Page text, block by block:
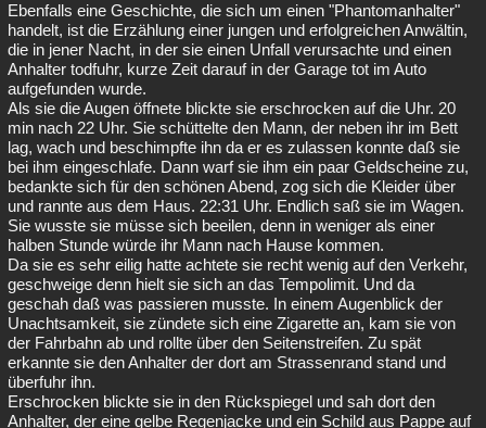
Ebenfalls eine Geschichte, die sich um einen "Phantomanhalter"
handelt, ist die Erzählung einer jungen und erfolgreichen Anwältin,
die in jener Nacht, in der sie einen Unfall verursachte und einen
Anhalter todfuhr, kurze Zeit darauf in der Garage tot im Auto
aufgefunden wurde.
Als sie die Augen öffnete blickte sie erschrocken auf die Uhr. 20
min nach 22 Uhr. Sie schüttelte den Mann, der neben ihr im Bett
lag, wach und beschimpfte ihn da er es zulassen konnte daß sie
bei ihm eingeschlafe. Dann warf sie ihm ein paar Geldscheine zu,
bedankte sich für den schönen Abend, zog sich die Kleider über
und rannte aus dem Haus. 22:31 Uhr. Endlich saß sie im Wagen.
Sie wusste sie müsse sich beeilen, denn in weniger als einer
halben Stunde würde ihr Mann nach Hause kommen.
Da sie es sehr eilig hatte achtete sie recht wenig auf den Verkehr,
geschweige denn hielt sie sich an das Tempolimit. Und da
geschah daß was passieren musste. In einem Augenblick der
Unachtsamkeit, sie zündete sich eine Zigarette an, kam sie von
der Fahrbahn ab und rollte über den Seitenstreifen. Zu spät
erkannte sie den Anhalter der dort am Strassenrand stand und
überfuhr ihn.
Erschrocken blickte sie in den Rückspiegel und sah dort den
Anhalter, der eine gelbe Regenjacke und ein Schild aus Pappe auf